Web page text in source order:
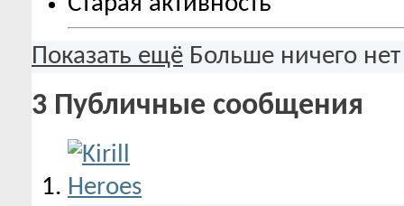
Показать ещё Больше ничего нет
3 Публичные сообщения